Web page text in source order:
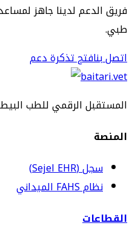
فريق الدعم لدينا جاهز
طبي.
اتصل بنافتح تذكرة دعم
المستقبل الرقمي للطب
المنصة
سجل (Sejel EHR)
نظام FAHS الميداني
القطاعات